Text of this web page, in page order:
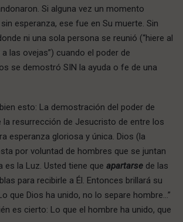
Si alguna vez un momento
esperanza, ese fue en Su muerte. Sin
ni una sola persona se reunió (“hiere al
las ovejas”) cuando el poder de
se demostró SIN la ayuda o fe de una
esto: La demostración del poder de
la resurrección de Jesucristo de entre los
esperanza gloriosa y única. Dios (la
por voluntad de hombres que se juntan
es la Luz. Usted tiene que apartarse de las
para recibirle a Él. Entonces brillará su
que Dios ha unido, no lo separe hombre…”
es cierto: Lo que el hombre ha unido, que